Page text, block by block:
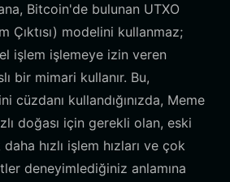
Bitcoin'de bulunan UTXO
Çıktısı) modelini kullanmaz;
işlem işlemeye izin veren
bir mimari kullanır. Bu,
cüzdanı kullandığınızda, Meme
doğası için gerekli olan, eski
hızlı işlem hızları ve çok
deneyimlediğiniz anlamına